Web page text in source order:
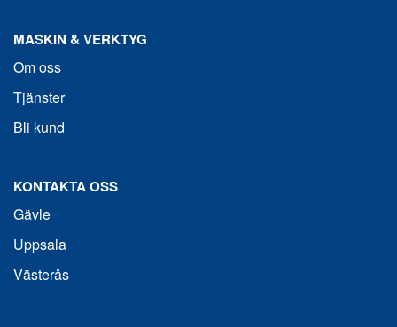
MASKIN & VERKTYG
Om oss
Tjänster
Bli kund
KONTAKTA OSS
Gävle
Uppsala
Västerås